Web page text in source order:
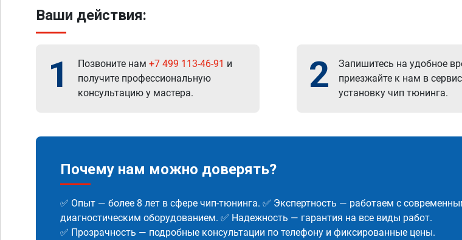
Ваши действия:
1 Позвоните нам +7 499 113-46-91 и
получите профессиональную
консультацию у мастера.
2
Запишитесь на удобное
приезжайте к нам в
установку чип тюнинга.
Почему нам можно доверять?
✅ Опыт — более 8 лет в сфере чип-тюнинга. ✅ Экспертность — работаем с
диагностическим оборудованием. ✅ Надежность — гарантия на все виды работ.
✅ Прозрачность — подробные консультации по телефону и фиксированные цены.